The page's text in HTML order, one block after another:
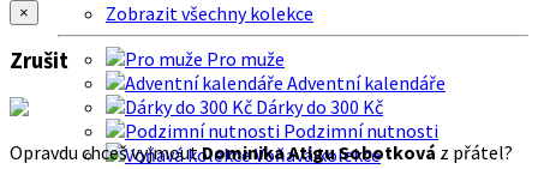
Zobrazit všechny kolekce
Pro muže
Adventní kalendáře
Dárky do 300 Kč
Podzimní nutnosti
Voňavá kolekce
×
Zrušit
Opravdu chceš vyjmoutDominika Atigu Sobotková z přátel?